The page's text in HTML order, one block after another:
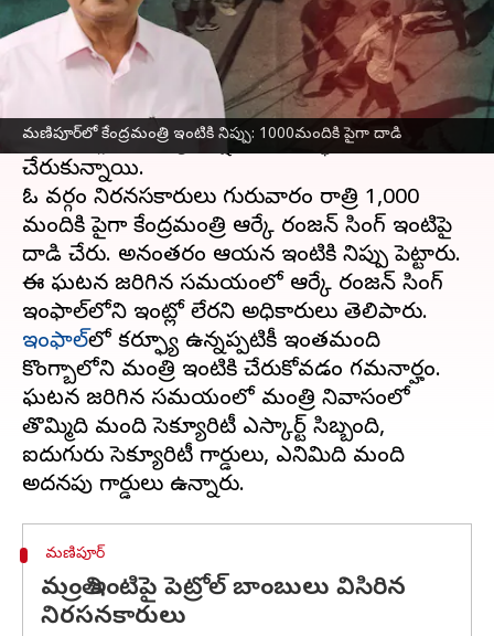
మణిపూర్‌లో కేంద్రమంత్రి ఇంటికి నిప్పు: 1000మందికి పైగా దాడి
ఈ వార్తాకథనం ఏంటి
ఈశాన్య రాష్ట్రం మణిపూర్‌లో హింస ఇంకా ఆగడం
లేదు. షెడ్యూల్డ్ తెగలు(ఎస్టీ)లో చేర్చాలనే డిమాండ్‌పై
రెండు వర్గాల మధ్య ఘర్షణలు తారస్థాయికి
చేరుకున్నాయి.
ఓ వర్గం నిరనసకారులు గురువారం రాత్రి 1,000
మందికి పైగా కేంద్రమంత్రి ఆర్కే రంజన్ సింగ్ ఇంటిపై
దాడి చేశారు. అనంతరం ఆయన ఇంటికి నిప్పు పెట్టారు.
ఈ ఘటన జరిగిన సమయంలో ఆర్కే రంజన్ సింగ్
ఇంఫాల్‌లో కర్ఫ్యూ ఉన్నప్పటికీ ఇంతమంది
కొంగ్బాలోని మంత్రి ఇంటికి చేరుకోవడం గమనార్హం.
ఘటన జరిగిన సమయంలో మంత్రి నివాసంలో
తొమ్మిది మంది సెక్యూరిటీ ఎస్కార్ట్ సిబ్బంది,
ఐదుగురు సెక్యూరిటీ గార్డులు, ఎనిమిది మంది
మణిపూర్
మంత్రి ఇంటిపై పెట్రోల్ బాంబులు విసిరిన
నిరసనకారులు